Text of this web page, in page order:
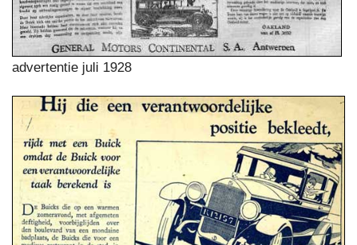
advertentie juli 1928